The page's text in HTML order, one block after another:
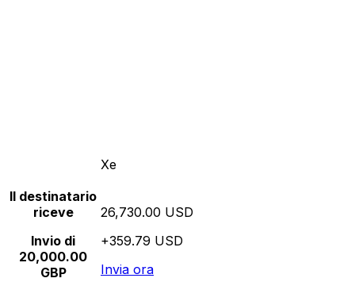
Xe
Il destinatario
riceve
Invio di
20,000.00
GBP
26,730.00 USD
+359.79 USD
Invia ora